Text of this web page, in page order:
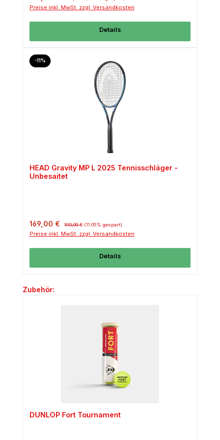
Preise inkl. MwSt. zzgl. Versandkosten
Details
-11%Rabatt
HEAD Gravity MP L 2025 Tennisschläger -
Unbesaitet
Verkaufspreis:
169,00 € Regulärer Preis:
190,00 € (11.05% gespart)
Preise inkl. MwSt. zzgl. Versandkosten
Details
Produktgalerie überspringen
Zubehör:
DUNLOP Fort Tournament